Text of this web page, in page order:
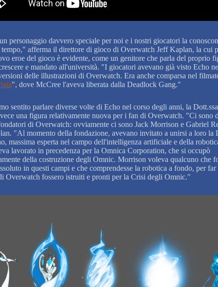
personaggio davvero speciale per noi e i nostri giocatori la
afferma il direttore di gioco di Overwatch Jeff Kaplan, la cui
eroe del gioco è evidente, come un genitore che parla del proprio
e mandato all'università. "I giocatori avevano già visto Echo
delle illustrazioni di Overwatch. Era anche comparsa nel
", dove McCree l'aveva liberata dalla Deadlock Gang."
sentito parlare diverse volte di Echo nel corso degli anni, la
una figura relativamente nuova per i fan di Overwatch. "Ci sono
di Overwatch: ovviamente ci sono Jack Morrison e Gabriel
"Al momento della fondazione, avevano invitato a unirsi a loro la
massima esperta nel campo dell'intelligenza artificiale e della
lavorato in precedenza per la Omnica Corporation, che si occupò
della costruzione degli Omnic. Morrison voleva qualcuno che
in questi campi e che comprendesse la robotica a fondo, per
Overwatch fossero istruiti e pronti per la Crisi degli Omnic."